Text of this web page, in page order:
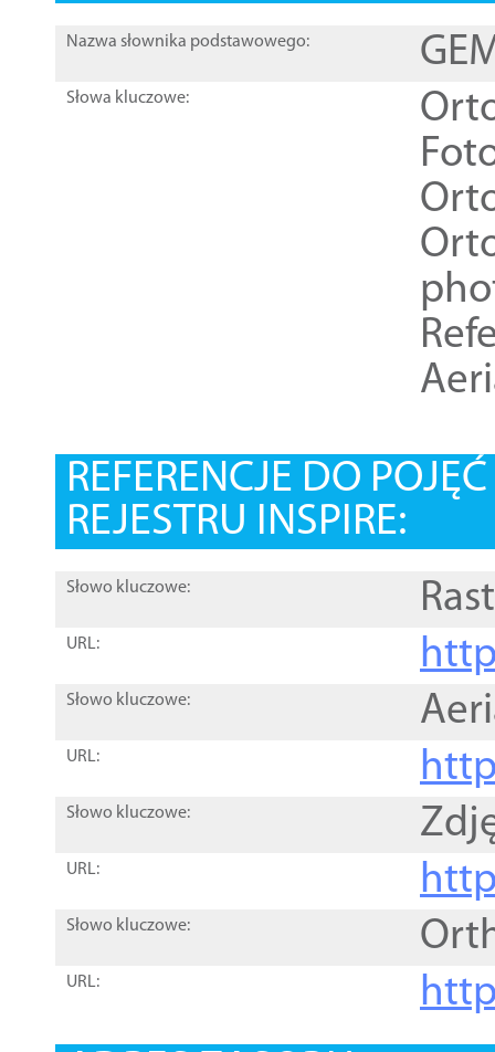
Nazwa słownika podstawowego:
Słowa kluczowe:
REFERENCJE DO
REJESTRU INSPIRE:
Słowo kluczowe:
URL:
Słowo kluczowe:
URL:
Słowo kluczowe:
URL:
Słowo kluczowe:
URL: